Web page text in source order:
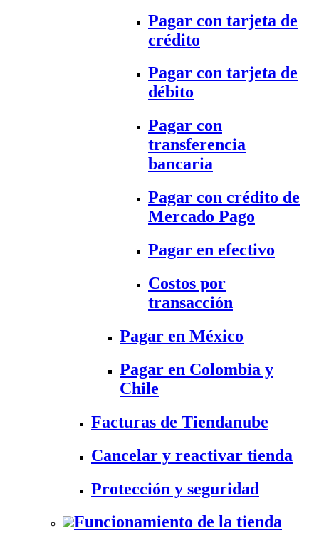
Pagar con tarjeta de
crédito
Pagar con tarjeta de
débito
Pagar con
transferencia
bancaria
Pagar con crédito de
Mercado Pago
Pagar en efectivo
Costos por
transacción
Pagar en México
Pagar en Colombia y
Chile
Facturas de Tiendanube
Cancelar y reactivar tienda
Protección y seguridad
Funcionamiento de la tienda